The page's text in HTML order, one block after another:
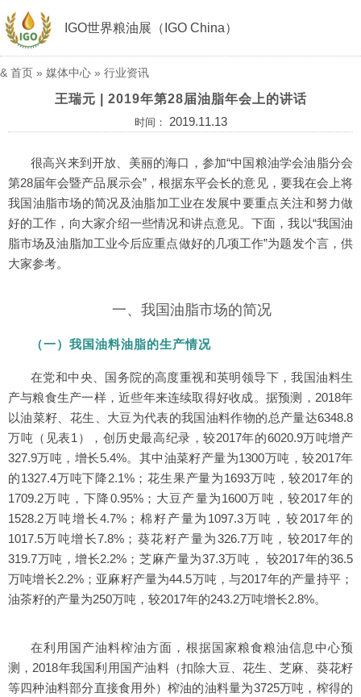
IGO世界粮油展（IGO China）
& 首页 » 媒体中心 » 行业资讯
王瑞元 | 2019年第28届油脂年会上的讲话
时间： 2019.11.13
很高兴来到开放、美丽的海口，参加“中国粮油学会油脂分会
第28届年会暨产品展示会”，根据东平会长的意见，要我在会上将
我国油脂市场的简况及油脂加工业在发展中要重点关注和努力做
好的工作，向大家介绍一些情况和讲点意见。下面，我以“我国油
脂市场及油脂加工业今后应重点做好的几项工作”为题发个言，供
大家参考。
一、我国油脂市场的简况
（一）我国油料油脂的生产情况
在党和中央、国务院的高度重视和英明领导下，我国油料生
产与粮食生产一样，近些年来连续取得好收成。据预测，2018年
以油菜籽、花生、大豆为代表的我国油料作物的总产量达6348.8
万吨（见表1），创历史最高纪录，较2017年的6020.9万吨增产
327.9万吨，增长5.4%。其中油菜籽产量为1300万吨，较2017年
的1327.4万吨下降2.1%；花生果产量为1693万吨，较2017年的
1709.2万吨，下降0.95%；大豆产量为1600万吨，较2017年的
1528.2万吨增长4.7%；棉籽产量为1097.3万吨，较2017年的
1017.5万吨增长7.8%；葵花籽产量为326.7万吨，较2017年的
319.7万吨，增长2.2%；芝麻产量为37.3万吨， 较2017年的36.5
万吨增长2.2%；亚麻籽产量为44.5万吨，与2017年的产量持平；
油茶籽的产量为250万吨，较2017年的243.2万吨增长2.8%。
在利用国产油料榨油方面，根据国家粮食粮油信息中心预
测，2018年我国利用国产油料（扣除大豆、花生、芝麻、葵花籽
等四种油料部分直接食用外）榨油的油料量为3725万吨，榨得的